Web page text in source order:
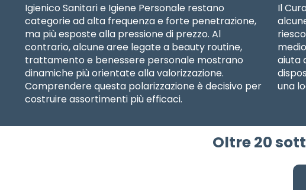
Igienico Sanitari e Igiene Personale restano
categorie ad alta frequenza e forte penetrazione,
ma più esposte alla pressione di prezzo. Al
contrario, alcune aree legate a beauty routine,
trattamento e benessere personale mostrano
dinamiche più orientate alla valorizzazione.
Comprendere questa polarizzazione è decisivo per
costruire assortimenti più efficaci.
Il
aiuta
una
Oltre 20